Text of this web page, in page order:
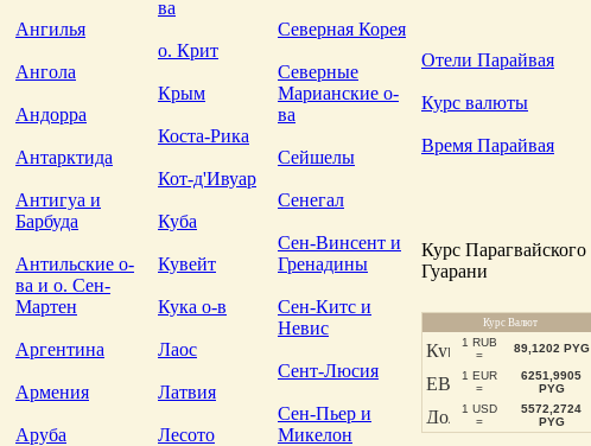
Ангилья
Ангола
Андорра
Антарктида
Антигуа и
Барбуда
Антильские о-
ва и о. Сен-
Мартен
Аргентина
Армения
Аруба
ва
о. Крит
Крым
Коста-Рика
Кот-д'Ивуар
Куба
Кувейт
Кука о-в
Лаос
Латвия
Лесото
Северная Корея
Северные
Марианские о-
ва
Сейшелы
Сенегал
Сен-Винсент и
Гренадины
Сен-Китс и
Невис
Сент-Люсия
Сен-Пьер и
Микелон
Отели Парайвая
Курс валюты
Время Парайвая
Курс Парагвайского
Гуарани
Курс Валют
1 RUB
=
89,1202 PYG
1 EUR
=
6251,9905
PYG
1 USD
=
5572,2724
PYG